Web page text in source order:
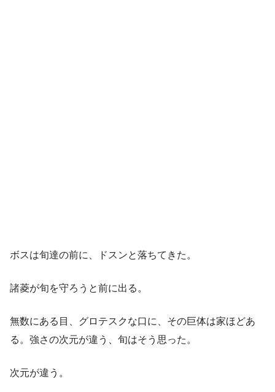
ボスは旬達の前に、ドスンと落ちてきた。
諸菱が旬を守ろうと前に出る。
無数にある目、グロテスクな口に、その巨体は家ほどあ
る。強さの次元が違う、旬はそう思った。
次元が違う。